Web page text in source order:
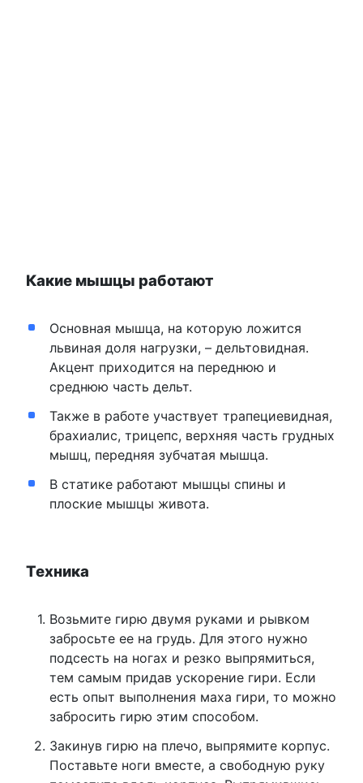
Какие мышцы работают
Основная мышца, на которую ложится
львиная доля нагрузки, – дельтовидная.
Акцент приходится на переднюю и
среднюю часть дельт.
Также в работе участвует трапециевидная,
брахиалис, трицепс, верхняя часть грудных
мышц, передняя зубчатая мышца.
В статике работают мышцы спины и
плоские мышцы живота.
Техника
Возьмите гирю двумя руками и рывком
забросьте ее на грудь. Для этого нужно
подсесть на ногах и резко выпрямиться,
тем самым придав ускорение гири. Если
есть опыт выполнения маха гири, то можно
забросить гирю этим способом.
Закинув гирю на плечо, выпрямите корпус.
Поставьте ноги вместе, а свободную руку